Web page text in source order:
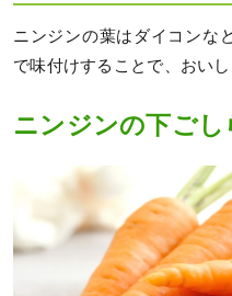
ニンジンの葉はダイコンな
で味付けすることで、おい
ニンジンの下ごし